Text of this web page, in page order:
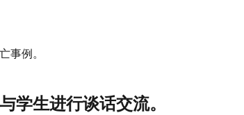
事例。
学生进行谈话交流。